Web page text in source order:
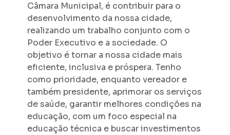
Câmara Municipal, é contribuir para o
desenvolvimento da nossa cidade,
realizando um trabalho conjunto com o
Poder Executivo e a sociedade. O
objetivo é tornar a nossa cidade mais
eficiente, inclusiva e próspera. Tenho
como prioridade, enquanto vereador e
também presidente, aprimorar os serviços
de saúde, garantir melhores condições na
educação, com um foco especial na
educação técnica e buscar investimentos